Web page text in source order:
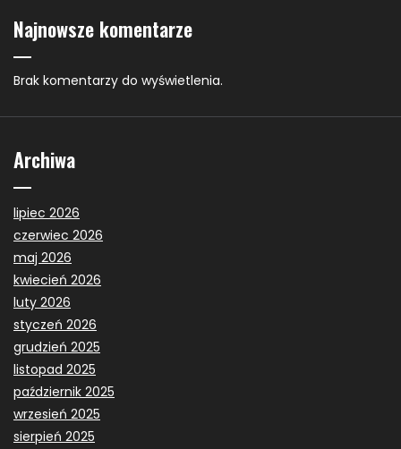
Najnowsze komentarze
Brak komentarzy do wyświetlenia.
Archiwa
lipiec 2026
czerwiec 2026
maj 2026
kwiecień 2026
luty 2026
styczeń 2026
grudzień 2025
listopad 2025
październik 2025
wrzesień 2025
sierpień 2025